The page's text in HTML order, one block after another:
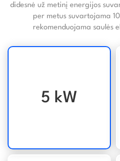
didesnė už metinį energijos
per metus suvartojama
rekomenduojama saulės
5 kW